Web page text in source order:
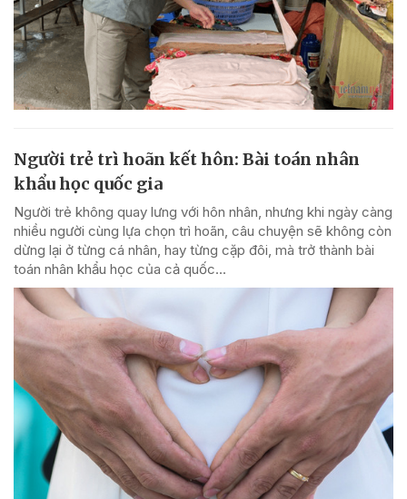
Người trẻ trì hoãn kết hôn: Bài toán nhân
khẩu học quốc gia
Người trẻ không quay lưng với hôn nhân, nhưng khi ngày càng
nhiều người cùng lựa chọn trì hoãn, câu chuyện sẽ không còn
dừng lại ở từng cá nhân, hay từng cặp đôi, mà trở thành bài
toán nhân khẩu học của cả quốc...